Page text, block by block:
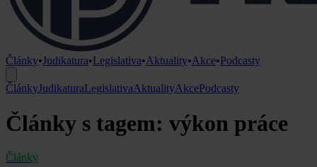
Články•Judikatura•Legislativa•Aktuality•Akce•Podcasty
ČlánkyJudikaturaLegislativaAktualityAkcePodcasty
Články s tagem: výkon práce
Články